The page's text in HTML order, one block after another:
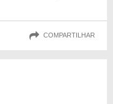
COMPARTILHAR